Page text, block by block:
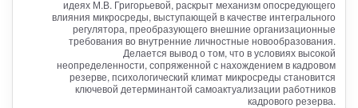
идеях М.В. Григорьевой, раскрыт механизм опосредующего
влияния микросреды, выступающей в качестве интегрального
регулятора, преобразующего внешние организационные
требования во внутренние личностные новообразования.
Делается вывод о том, что в условиях высокой
неопределенности, сопряженной с нахождением в кадровом
резерве, психологический климат микросреды становится
ключевой детерминантой самоактуализации работников
кадрового резерва.